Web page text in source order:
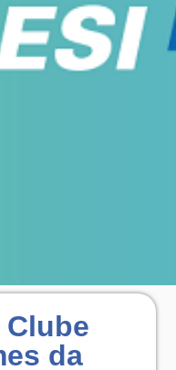
Clube
da